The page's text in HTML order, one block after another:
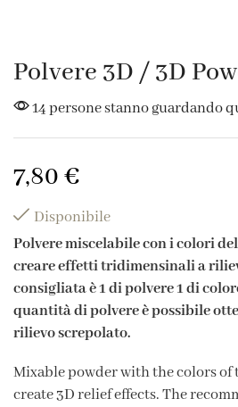
Polvere 3D / 3D
14 persone stanno guardando
7,80 €
Disponibile
Polvere miscelabile con i colori
creare effetti tridimensinali a
consigliata è 1 di polvere 1 di
quantità di polvere è possibile
rilievo screpolato.
Mixable powder with the colors
create 3D relief effects. The